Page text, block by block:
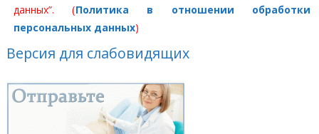
данных”. (Политика в отношении обработки
персональных данных)
Версия для слабовидящих